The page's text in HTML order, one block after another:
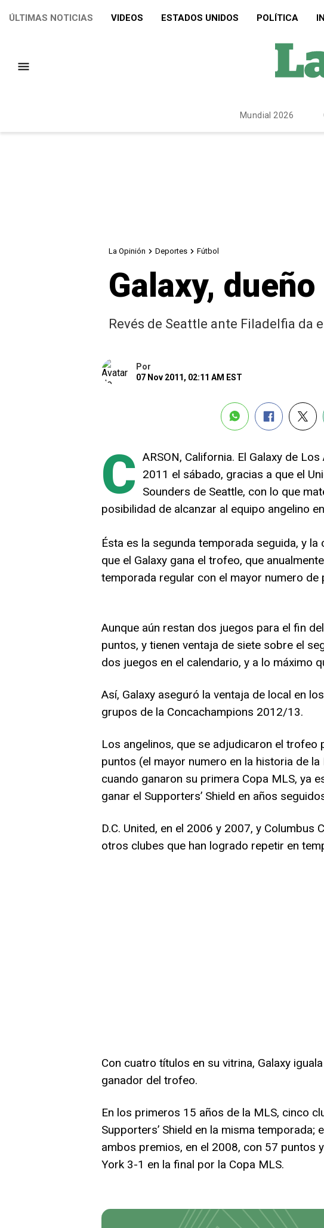
ÚLTIMAS NOTICIAS VIDEOS ESTADOS UNIDOS POLÍTICA
Mundial 2026
La Opinión Deportes Fútbol
Galaxy,
Revés de Seattle ante Filadelfia da
Por
07 Nov 2011, 02:11 AM EST
C ARSON, California. El Galaxy de
2011 el sábado, gracias a que el
Sounders de Seattle, con lo que
posibilidad de alcanzar al equipo angelino
Ésta es la segunda temporada seguida, y
que el Galaxy gana el trofeo, que
temporada regular con el mayor numero de
Aunque aún restan dos juegos para el fin
puntos, y tienen ventaja de siete sobre el
dos juegos en el calendario, y a lo máximo
Así, Galaxy aseguró la ventaja de local en
grupos de la Concachampions 2012/13.
Los angelinos, que se adjudicaron el
puntos (el mayor numero en la historia de
cuando ganaron su primera Copa MLS, ya
ganar el Supporters’ Shield en años
D.C. United, en el 2006 y 2007, y Columbus
otros clubes que han logrado repetir en
Con cuatro títulos en su vitrina, Galaxy
ganador del trofeo.
En los primeros 15 años de la MLS, cinco
Supporters’ Shield en la misma temporada;
ambos premios, en el 2008, con 57 puntos
York 3-1 en la final por la Copa MLS.